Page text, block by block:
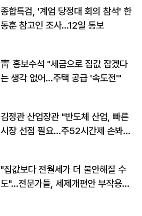
종합특검, '계엄 당정대 회의 참석' 한
동훈 참고인 조사...12일 통보
靑 홍보수석 "세금으로 집값 잡겠다
는 생각 없어…주택 공급 '속도전'"
김정관 산업장관 "반도체 산업, 빠른
시장 선점 필요…주52시간제 손봐
"집값보다 전월세가 더 불안해질 수
도"…전문가들, 세제개편안 부작용